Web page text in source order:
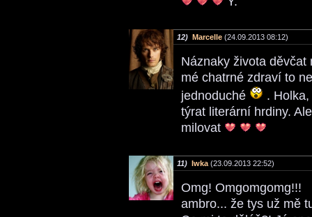
12) Marcelle (24.09.2013 08:12)
Náznaky života
mé chatrné zdraví to
jednoduché
.
týrat literární hrdiny.
milovat
11) Iwka (23.09.2013 22:52)
Omg! Omgomgomg!!!
ambro... že tys už mě